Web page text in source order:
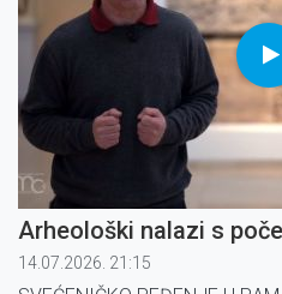
Arheološki nalazi s
14.07.2026. 21:15